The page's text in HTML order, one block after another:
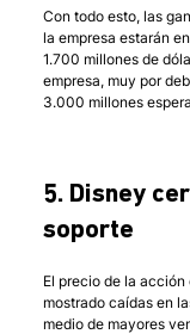
Con todo esto, las
la empresa estarán
1.700 millones de
empresa, muy por
3.000 millones
5. Disney
soporte
El precio de la acción
mostrado caídas en
medio de mayores